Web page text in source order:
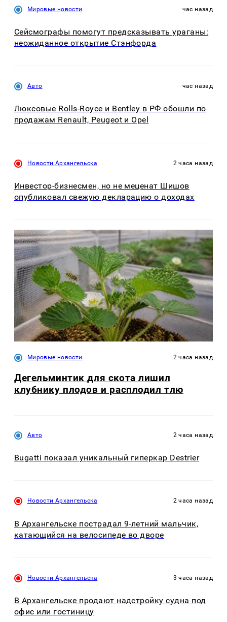
Мировые новости час назад
Сейсмографы помогут предсказывать ураганы:
неожиданное открытие Стэнфорда
Авто час назад
Люксовые Rolls-Royce и Bentley в РФ обошли по
продажам Renault, Peugeot и Opel
Новости Архангельска 2 часа назад
Инвестор-бизнесмен, но не меценат Шишов
опубликовал свежую декларацию о доходах
Мировые новости 2 часа назад
Дегельминтик для скота лишил
клубнику плодов и расплодил тлю
Авто 2 часа назад
Bugatti показал уникальный гиперкар Destrier
Новости Архангельска 2 часа назад
В Архангельске пострадал 9-летний мальчик,
катающийся на велосипеде во дворе
Новости Архангельска 3 часа назад
В Архангельске продают надстройку судна под
офис или гостиницу